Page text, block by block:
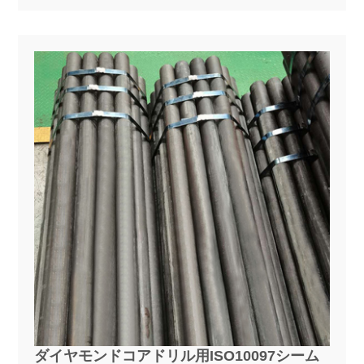
ダイヤモンドコアドリル用ISO10097シーム